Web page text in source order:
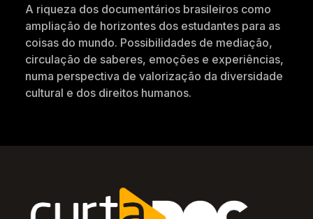
A riqueza dos documentários brasileiros como
ampliação de horizontes dos estudantes para as
coisas do mundo. Possibilidades de mediação,
circulação de saberes, emoções e experiências,
numa perspectiva de valorização da diversidade
cultural e dos direitos humanos.